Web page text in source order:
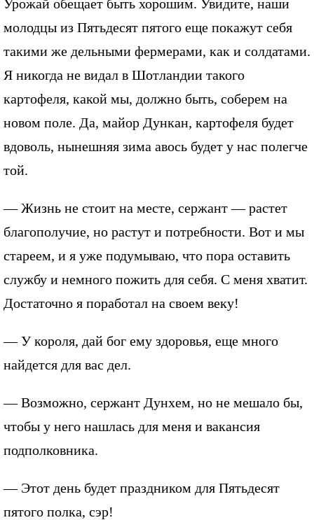
Урожай обещает быть хорошим. Увидите, наши
молодцы из Пятьдесят пятого еще покажут себя
такими же дельными фермерами, как и солдатами.
Я никогда не видал в Шотландии такого
картофеля, какой мы, должно быть, соберем на
новом поле. Да, майор Дункан, картофеля будет
вдоволь, нынешняя зима авось будет у нас полегче
той.
— Жизнь не стоит на месте, сержант — растет
благополучие, но растут и потребности. Вот и мы
стареем, и я уже подумываю, что пора оставить
службу и немного пожить для себя. С меня хватит.
Достаточно я поработал на своем веку!
— У короля, дай бог ему здоровья, еще много
найдется для вас дел.
— Возможно, сержант Дунхем, но не мешало бы,
чтобы у него нашлась для меня и вакансия
подполковника.
— Этот день будет праздником для Пятьдесят
пятого полка, сэр!